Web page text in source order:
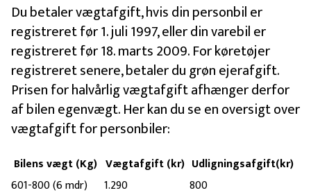
Du betaler vægtafgift, hvis din personbil er
registreret før 1. juli 1997, eller din varebil er
registreret før 18. marts 2009. For køretøjer
registreret senere, betaler du grøn ejerafgift.
Prisen for halvårlig vægtafgift afhænger derfor
af bilen egenvægt. Her kan du se en oversigt over
vægtafgift for personbiler:
Bilens vægt (Kg) Vægtafgift (kr) Udligningsafgift(kr)
601-800 (6 mdr)
1.290
800